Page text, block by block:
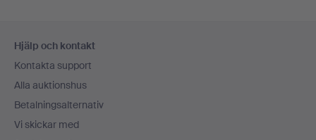
Hjälp och kontakt
Kontakta support
Alla auktionshus
Betalningsalternativ
Vi skickar med